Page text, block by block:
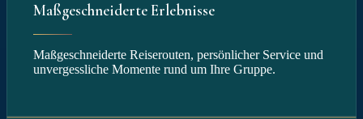
Maßgeschneiderte Erlebnisse
Maßgeschneiderte Reiserouten, persönlicher Service und
unvergessliche Momente rund um Ihre Gruppe.